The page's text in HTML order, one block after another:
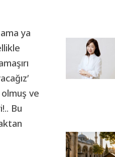
ya
ve
Bu